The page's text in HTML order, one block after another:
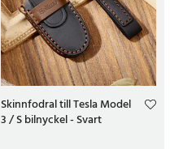
Skinnfodral till Tesla Model
3 / S bilnyckel - Svart